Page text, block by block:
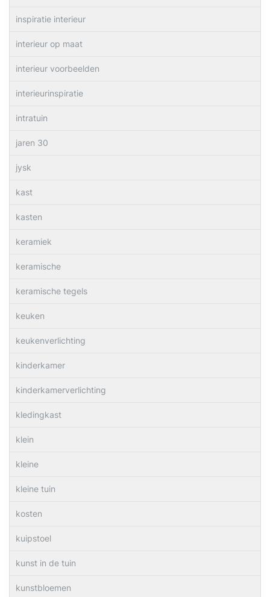
inspiratie interieur
interieur op maat
interieur voorbeelden
interieurinspiratie
intratuin
jaren 30
jysk
kast
kasten
keramiek
keramische
keramische tegels
keuken
keukenverlichting
kinderkamer
kinderkamerverlichting
kledingkast
klein
kleine
kleine tuin
kosten
kuipstoel
kunst in de tuin
kunstbloemen